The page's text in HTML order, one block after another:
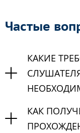
Частые
КАКИЕ
КАК